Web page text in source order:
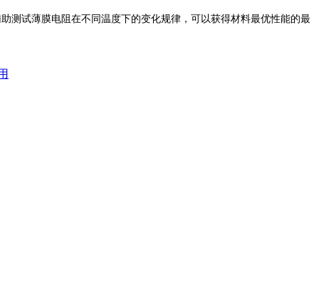
测试薄膜电阻在不同温度下的变化规律，可以获得材料最优性能的最